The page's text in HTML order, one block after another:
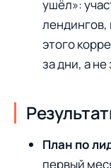
ушёл»:
лендингов,
этого
за дни, а
План по
первый